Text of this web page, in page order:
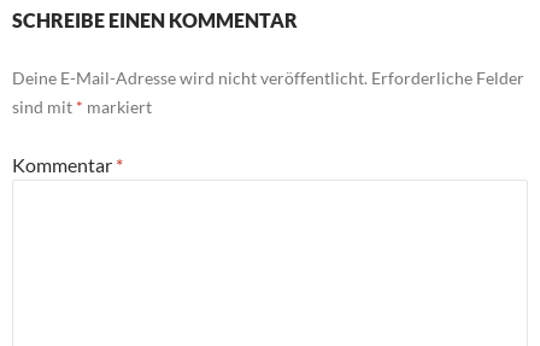
SCHREIBE EINEN KOMMENTAR
Deine E-Mail-Adresse wird nicht veröffentlicht. Erforderliche Felder
sind mit * markiert
Kommentar *